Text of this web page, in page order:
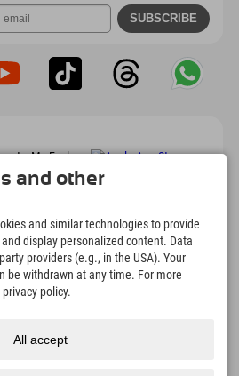
My Explorer
bucket list,
more.
4.634km
and other
and similar technologies to provide
display personalized content. Data
providers (e.g., in the USA). Your
be withdrawn at any time. For more
policy.
All accept